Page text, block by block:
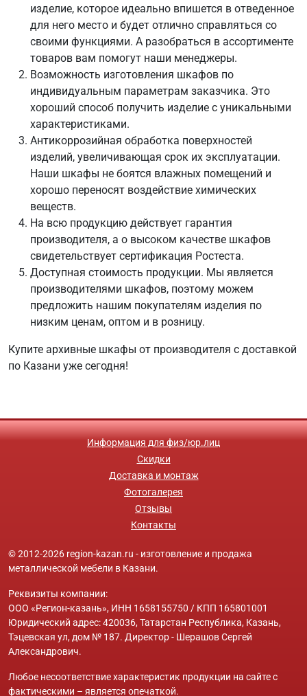
изделие, которое идеально впишется в отведенное
для него место и будет отлично справляться со
своими функциями. А разобраться в ассортименте
товаров вам помогут наши менеджеры.
Возможность изготовления шкафов по
индивидуальным параметрам заказчика. Это
хороший способ получить изделие с уникальными
характеристиками.
Антикоррозийная обработка поверхностей
изделий, увеличивающая срок их эксплуатации.
Наши шкафы не боятся влажных помещений и
хорошо переносят воздействие химических
веществ.
На всю продукцию действует гарантия
производителя, а о высоком качестве шкафов
свидетельствует сертификация Ростеста.
Доступная стоимость продукции. Мы является
производителями шкафов, поэтому можем
предложить нашим покупателям изделия по
низким ценам, оптом и в розницу.
Купите архивные шкафы от производителя с доставкой
по Казани уже сегодня!
Информация для физ/юр.лиц
Скидки
Доставка и монтаж
Фотогалерея
Отзывы
Контакты
© 2012-2026 region-kazan.ru - изготовление и продажа
металлической мебели в Казани.
Реквизиты компании:
ООО «Регион-казань», ИНН 1658155750 / КПП 165801001
Юридический адрес: 420036, Татарстан Республика, Казань,
Тэцевская ул, дом № 187. Директор - Шерашов Сергей
Александрович.
Любое несоответствие характеристик продукции на сайте с
фактическими – является опечаткой.